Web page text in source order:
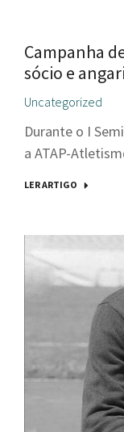
Campanha
sócio e
Uncategorized
Durante o I
a ATAP-
LER ARTIGO